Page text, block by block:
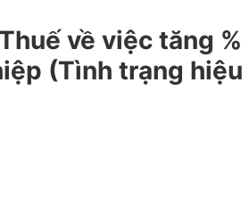
về việc tăng %
(Tình trạng hiệu